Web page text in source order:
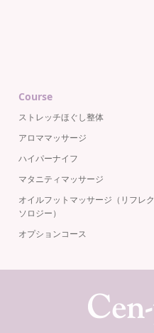
Course
ストレッチほぐし整体
アロママッサージ
ハイパーナイフ
マタニティマッサージ
オイルフットマッサージ（リフレク
ソロジー）
オプションコース